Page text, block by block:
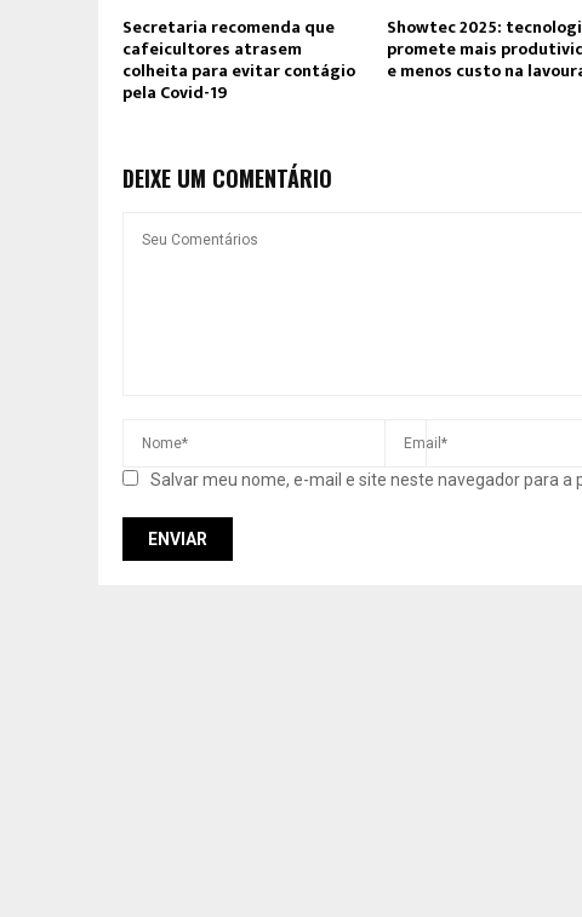
Secretaria recomenda que
cafeicultores atrasem
colheita para evitar contágio
pela Covid-19
Showtec 2025:
promete mais
e menos custo na
DEIXE UM COMENTÁRIO
Salvar meu nome, e-mail e site neste navegador para